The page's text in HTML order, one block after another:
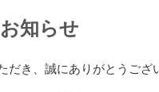
知らせ
き、誠にありがとうござ